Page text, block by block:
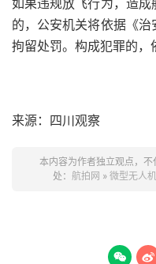
的，公安机关将依据《治
拘留处罚。构成犯罪的，
来源：四川观察
本内容为作者独立观点，
处： 航拍网 » 微型无人
 